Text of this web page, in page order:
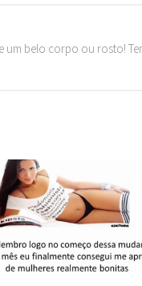
um belo corpo ou rosto!